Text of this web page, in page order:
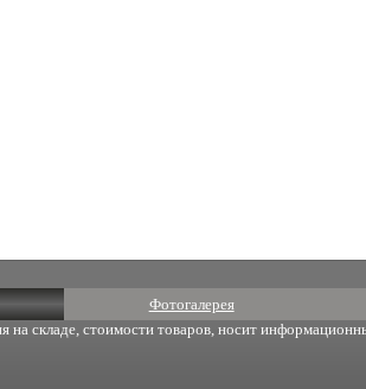
Фотогалерея
складе, стоимости товаров, носит